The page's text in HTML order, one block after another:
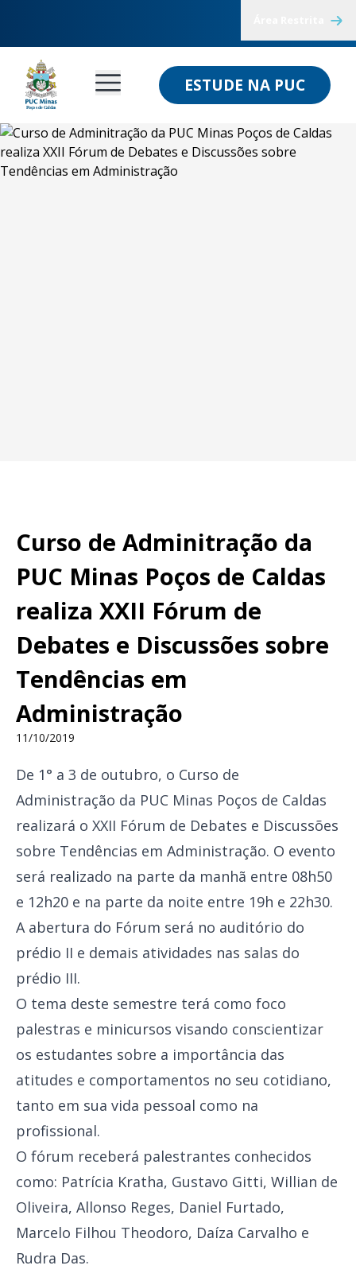
ESTUDE NA PUC
Curso de Adminitração da
PUC Minas Poços de Caldas
realiza XXII Fórum de
Debates e Discussões sobre
Tendências em
Administração
11/10/2019
De 1° a 3 de outubro, o Curso de
Administração da PUC Minas Poços de Caldas
realizará o XXII Fórum de Debates e Discussões
sobre Tendências em Administração. O evento
será realizado na parte da manhã entre 08h50
e 12h20 e na parte da noite entre 19h e 22h30.
A abertura do Fórum será no auditório do
prédio II e demais atividades nas salas do
prédio III.
O tema deste semestre terá como foco
palestras e minicursos visando conscientizar
os estudantes sobre a importância das
atitudes e comportamentos no seu cotidiano,
tanto em sua vida pessoal como na
profissional.
O fórum receberá palestrantes conhecidos
como: Patrícia Kratha, Gustavo Gitti, Willian de
Oliveira, Allonso Reges, Daniel Furtado,
Marcelo Filhou Theodoro, Daíza Carvalho e
Rudra Das.